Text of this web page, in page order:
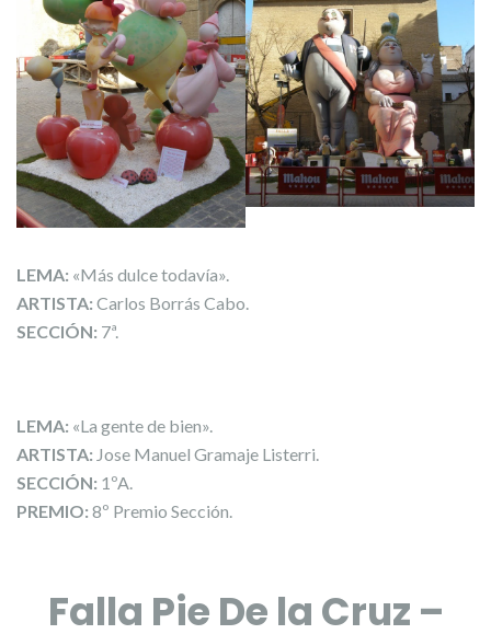
LEMA: «Más dulce todavía».
ARTISTA: Carlos Borrás Cabo.
SECCIÓN: 7ª.
LEMA: «La gente de bien».
ARTISTA: Jose Manuel Gramaje Listerri.
SECCIÓN: 1ºA.
PREMIO: 8º Premio Sección.
Falla Pie De la Cruz –